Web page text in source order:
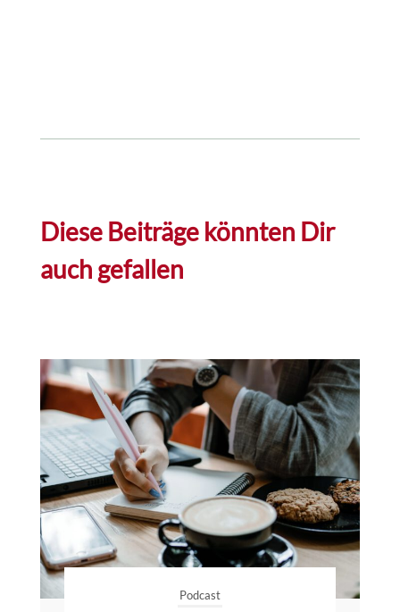
Diese Beiträge könnten Dir
auch gefallen
Podcast